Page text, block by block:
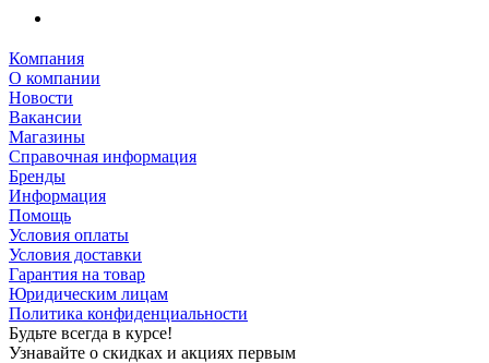
Компания
О компании
Новости
Вакансии
Магазины
Справочная информация
Бренды
Информация
Помощь
Условия оплаты
Условия доставки
Гарантия на товар
Юридическим лицам
Политика конфиденциальности
Будьте всегда в курсе!
Узнавайте о скидках и акциях первым